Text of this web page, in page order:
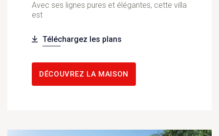
Avec ses lignes pures et élégantes, cette villa
est
Téléchargez les plans
DÉCOUVREZ LA MAISON